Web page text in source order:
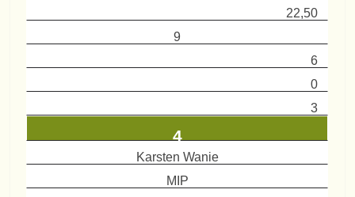
22,50
9
6
0
3
4
Karsten Wanie
MIP